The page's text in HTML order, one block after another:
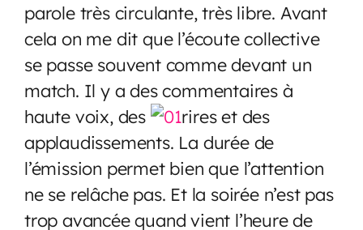
parole très circulante, très libre. Avant
cela on me dit que l’écoute collective
se passe souvent comme devant un
match. Il y a des commentaires à
haute voix, des
rires et des
applaudissements. La durée de
l’émission permet bien que l’attention
ne se relâche pas. Et la soirée n’est pas
trop avancée quand vient l’heure de